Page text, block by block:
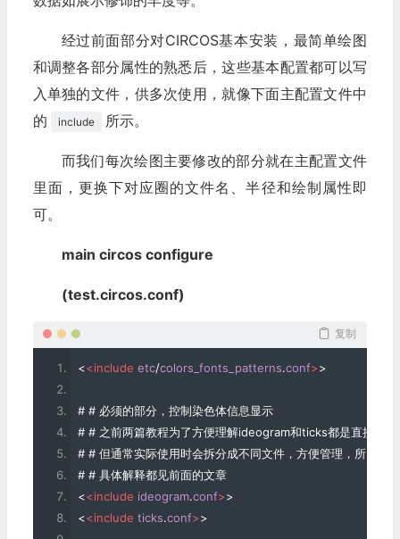
经过前面部分对CIRCOS基本安装，最简单绘图
和调整各部分属性的熟悉后，这些基本配置都可以写
入单独的文件，供多次使用，就像下面主配置文件中
的
include 所示。
而我们每次绘图主要修改的部分就在主配置文件
里面，更换下对应圈的文件名、半径和绘制属性即
可。
main circos configure
(test.circos.conf)
复制
<<include etc/colors_fonts_patterns.conf>>
# # 必须的部分，控制染色体信息显示
# # 之前两篇教程为了方便理解ideogram和ticks都是直接写在
# # 但通常实际使用时会拆分成不同文件，方便管理，所以这
# # 具体解释都见前面的文章
<<include ideogram.conf>>
<<include ticks.conf>>